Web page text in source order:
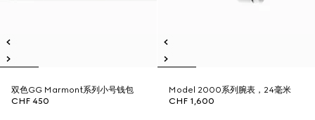
双色GG Marmont系列小号钱包
CHF 450
Model 2000系列腕表，24毫米
CHF 1,600